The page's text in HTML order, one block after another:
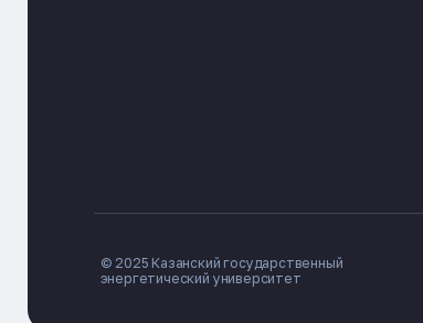
© 2025 Казанский государственный
энергетический университет